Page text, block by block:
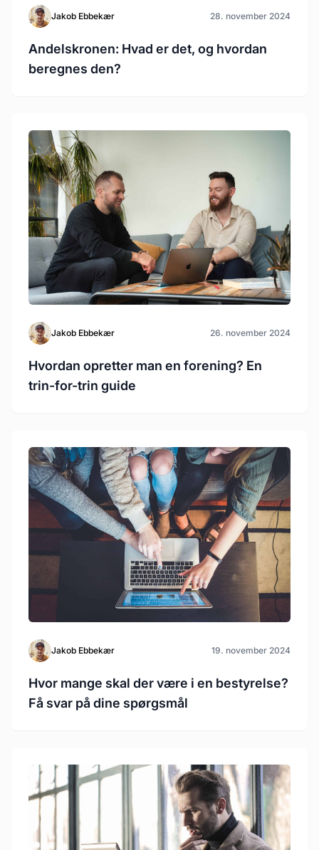
Jakob Ebbekær 28. november 2024
Andelskronen: Hvad er det, og hvordan
beregnes den?
Jakob Ebbekær 26. november 2024
Hvordan opretter man en forening? En
trin-for-trin guide
Jakob Ebbekær 19. november 2024
Hvor mange skal der være i en bestyrelse?
Få svar på dine spørgsmål